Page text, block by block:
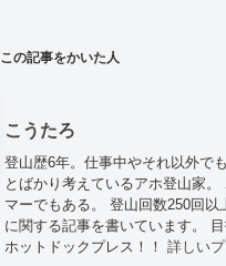
この記事をかいた人
こうたろ
登山歴6年。仕事中やそれ以外で
とばかり考えているアホ登山家
マーでもある。 登山回数250回
に関する記事を書いています。
ホットドックプレス！！詳しい